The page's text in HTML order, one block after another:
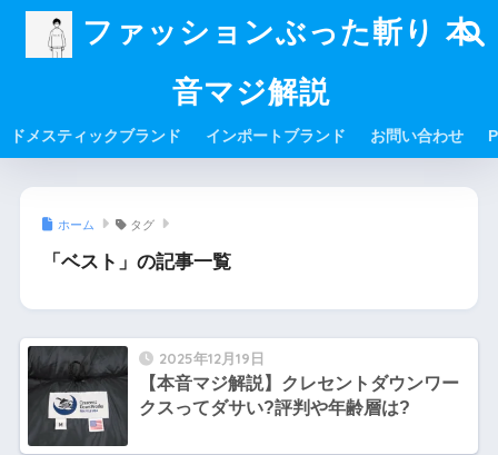
ファッションぶった斬り 本
音マジ解説
ドメスティックブランド インポートブランド お問い合わせ
ホーム タグ
「ベスト」の記事一覧
2025年12月19日
【本音マジ解説】クレセントダウンワー
クスってダサい?評判や年齢層は?